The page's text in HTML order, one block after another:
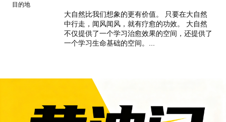
目的地
大自然比我们想象的更有价值。 只要在大自然
中行走，闻风闻风，就有疗愈的功效。 大自然
不仅提供了一个学习治愈效果的空间，还提供了
一个学习生命基础的空间。...